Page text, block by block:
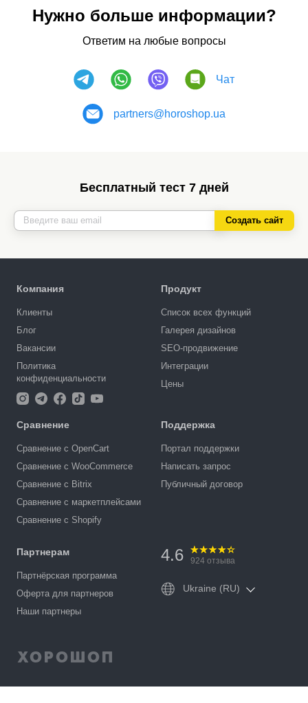
Нужно больше информации?
Ответим на любые вопросы
Чат
partners@horoshop.ua
Бесплатный тест 7 дней
Создать сайт
Компания
Клиенты
Блог
Вакансии
Политика
конфиденциальности
Продукт
Список всех функций
Галерея дизайнов
SEO-продвижение
Интеграции
Цены
Сравнение
Сравнение с OpenCart
Сравнение с WooCommerce
Сравнение с Bitrix
Сравнение с маркетплейсами
Сравнение с Shopify
Поддержка
Портал поддержки
Написать запрос
Публичный договор
Партнерам
Партнёрская программа
Оферта для партнеров
Наши партнеры
4.6 924 отзыва
Ukraine (RU)